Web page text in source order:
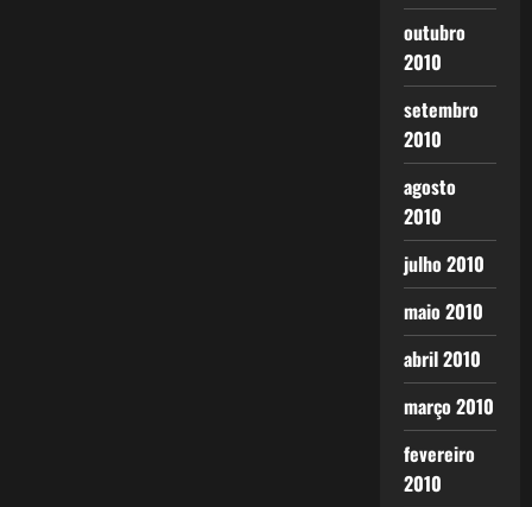
outubro
2010
setembro
2010
agosto
2010
julho 2010
maio 2010
abril 2010
março 2010
fevereiro
2010